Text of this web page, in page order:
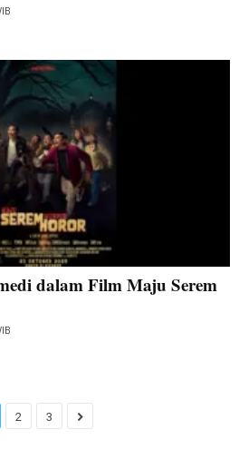
dalam Film Maju Serem
2 3